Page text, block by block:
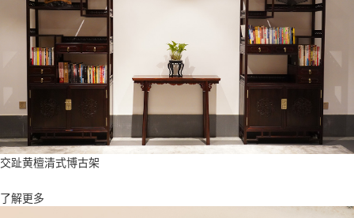
交趾黄檀清式博古架
了解更多